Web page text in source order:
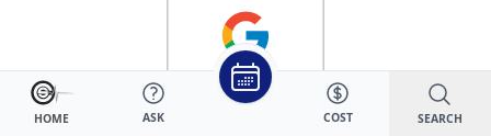
HOME ASK COST SEARCH